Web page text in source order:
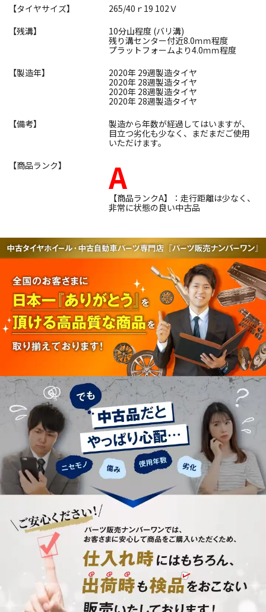
【タイヤサイズ】
265/40ｒ19 102Ｖ
【残溝】
10分山程度 (バリ溝)
残り溝センター付近8.0ｍｍ程度
プラットフォームより4.0ｍｍ程度
【製造年】
2020年 29週製造タイヤ
2020年 28週製造タイヤ
2020年 28週製造タイヤ
2020年 28週製造タイヤ
【備考】
製造から年数が経過してはいますが、
目立つ劣化も少なく、まだまだご使用
いただけます。
【商品ランク】
A
【商品ランクA】：走行距離は少なく、
非常に状態の良い中古品